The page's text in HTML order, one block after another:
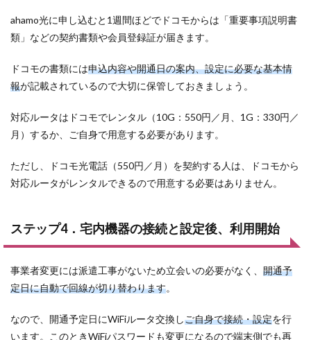
ahamo光に申し込むと1週間ほどでドコモからは「重要事項説明書
類」などの契約書類や会員登録証が届きます。
ドコモの書類には申込内容や開通日の案内、設定に必要な基本情
報が記載されているので大切に保管しておきましょう。
対応ルータはドコモでレンタル（10G：550円／月、1G：330円／
月）するか、ご自身で用意する必要があります。
ただし、ドコモ光電話（550円／月）を契約する人は、ドコモから
対応ルータがレンタルできるので用意する必要はありません。
ステップ4．宅内機器の接続と設定後、利用開始
事業者変更には派遣工事がないため立会いの必要がなく、 開通予
定日に自動で回線が切り替わります。
なので、開通予定日にWiFiルータ交換しご自身で接続・設定を行
います。このときWiFiパスワードも変更になるので端末側でも再